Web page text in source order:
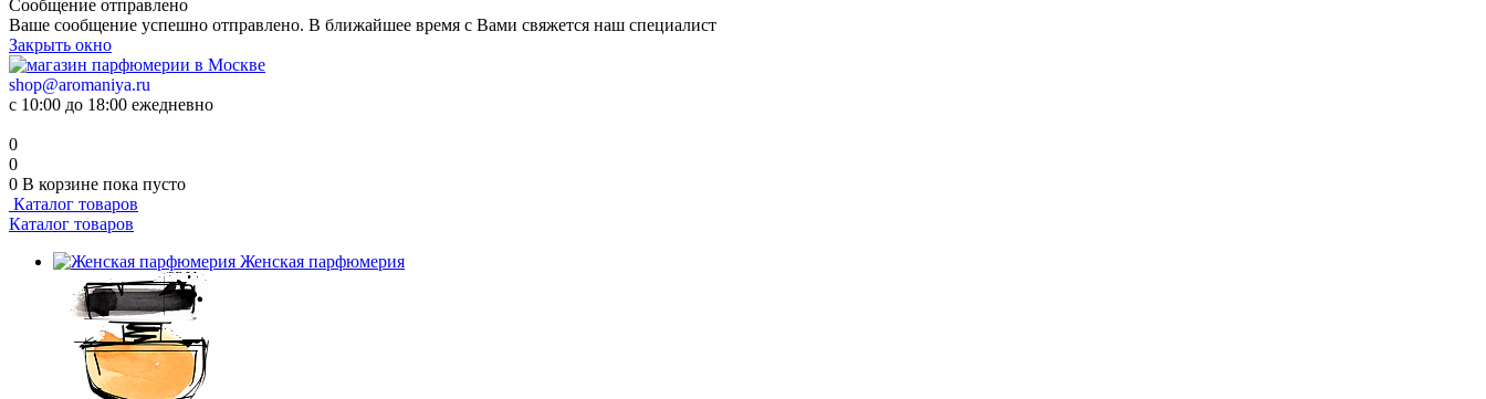
Сообщение отправлено
Ваше сообщение успешно отправлено. В ближайшее время с Вами свяжется наш специалист
Закрыть окно
shop@aromaniya.ru
с 10:00 до 18:00 ежедневно
0
0
0 В корзине пока пусто
Каталог товаров
Каталог товаров
Женская парфюмерия